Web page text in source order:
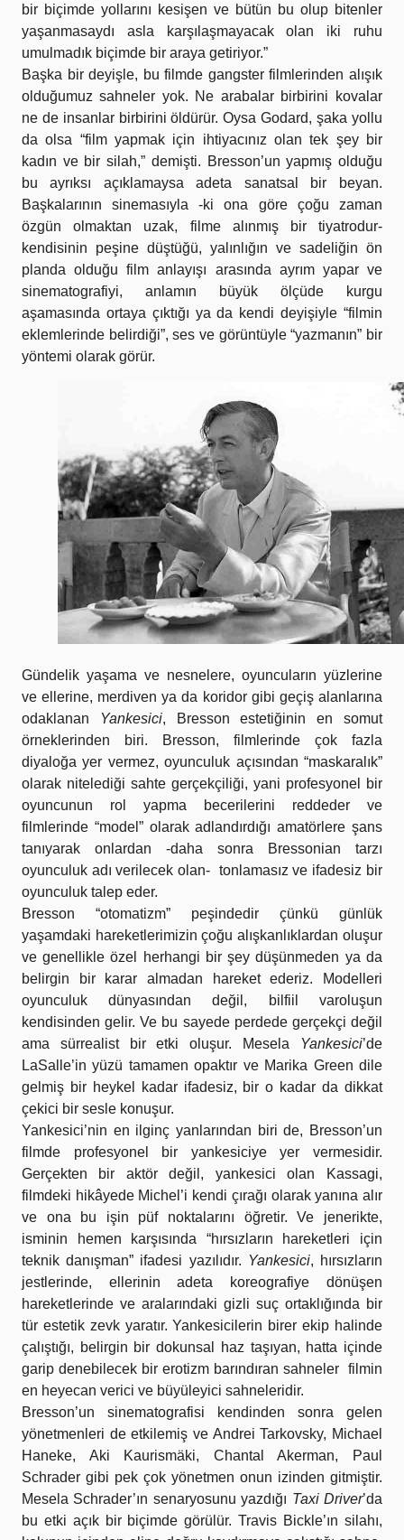
bir biçimde yollarını kesişen ve bütün bu olup bitenler
yaşanmasaydı asla karşılaşmayacak olan iki ruhu
umulmadık biçimde bir araya getiriyor.”
Başka bir deyişle, bu filmde gangster filmlerinden alışık
olduğumuz sahneler yok. Ne arabalar birbirini kovalar
ne de insanlar birbirini öldürür. Oysa Godard, şaka yollu
da olsa “film yapmak için ihtiyacınız olan tek şey bir
kadın ve bir silah,” demişti. Bresson’un yapmış olduğu
bu ayrıksı açıklamaysa adeta sanatsal bir beyan.
Başkalarının sinemasıyla -ki ona göre çoğu zaman
özgün olmaktan uzak, filme alınmış bir tiyatrodur-
kendisinin peşine düştüğü, yalınlığın ve sadeliğin ön
planda olduğu film anlayışı arasında ayrım yapar ve
sinematografiyi, anlamın büyük ölçüde kurgu
aşamasında ortaya çıktığı ya da kendi deyişiyle “filmin
eklemlerinde belirdiği”, ses ve görüntüyle “yazmanın” bir
yöntemi olarak görür.
Gündelik yaşama ve nesnelere, oyuncuların yüzlerine
ve ellerine, merdiven ya da koridor gibi geçiş alanlarına
odaklanan Yankesici, Bresson estetiğinin en somut
örneklerinden biri. Bresson, filmlerinde çok fazla
diyaloğa yer vermez, oyunculuk açısından “maskaralık”
olarak nitelediği sahte gerçekçiliği, yani profesyonel bir
oyuncunun rol yapma becerilerini reddeder ve
filmlerinde “model” olarak adlandırdığı amatörlere şans
tanıyarak onlardan -daha sonra Bressonian tarzı
oyunculuk adı verilecek olan- tonlamasız ve ifadesiz bir
oyunculuk talep eder.
Bresson “otomatizm” peşindedir çünkü günlük
yaşamdaki hareketlerimizin çoğu alışkanlıklardan oluşur
ve genellikle özel herhangi bir şey düşünmeden ya da
belirgin bir karar almadan hareket ederiz. Modelleri
oyunculuk dünyasından değil, bilfiil varoluşun
kendisinden gelir. Ve bu sayede perdede gerçekçi değil
ama sürrealist bir etki oluşur. Mesela Yankesici’de
LaSalle’in yüzü tamamen opaktır ve Marika Green dile
gelmiş bir heykel kadar ifadesiz, bir o kadar da dikkat
çekici bir sesle konuşur.
Yankesici’nin en ilginç yanlarından biri de, Bresson’un
filmde profesyonel bir yankesiciye yer vermesidir.
Gerçekten bir aktör değil, yankesici olan Kassagi,
filmdeki hikâyede Michel’i kendi çırağı olarak yanına alır
ve ona bu işin püf noktalarını öğretir. Ve jenerikte,
isminin hemen karşısında “hırsızların hareketleri için
teknik danışman” ifadesi yazılıdır. Yankesici, hırsızların
jestlerinde, ellerinin adeta koreografiye dönüşen
hareketlerinde ve aralarındaki gizli suç ortaklığında bir
tür estetik zevk yaratır. Yankesicilerin birer ekip halinde
çalıştığı, belirgin bir dokunsal haz taşıyan, hatta içinde
garip denebilecek bir erotizm barındıran sahneler filmin
en heyecan verici ve büyüleyici sahneleridir.
Bresson’un sinematografisi kendinden sonra gelen
yönetmenleri de etkilemiş ve Andrei Tarkovsky, Michael
Haneke, Aki Kaurismäki, Chantal Akerman, Paul
Schrader gibi pek çok yönetmen onun izinden gitmiştir.
Mesela Schrader’ın senaryosunu yazdığı Taxi Driver’da
bu etki açık bir biçimde görülür. Travis Bickle’ın silahı,